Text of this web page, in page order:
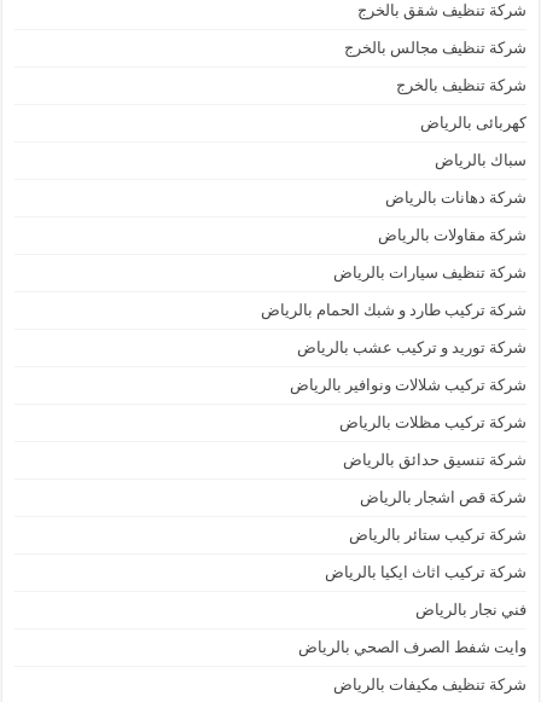
شركة تنظيف شقق بالخرج
شركة تنظيف مجالس بالخرج
شركة تنظيف بالخرج
كهربائى بالرياض
سباك بالرياض
شركة دهانات بالرياض
شركة مقاولات بالرياض
شركة تنظيف سيارات بالرياض
شركة تركيب طارد و شبك الحمام بالرياض
شركة توريد و تركيب عشب بالرياض
شركة تركيب شلالات ونوافير بالرياض
شركة تركيب مظلات بالرياض
شركة تنسيق حدائق بالرياض
شركة قص اشجار بالرياض
شركة تركيب ستائر بالرياض
شركة تركيب اثاث ايكيا بالرياض
فني نجار بالرياض
وايت شفط الصرف الصحي بالرياض
شركة تنظيف مكيفات بالرياض